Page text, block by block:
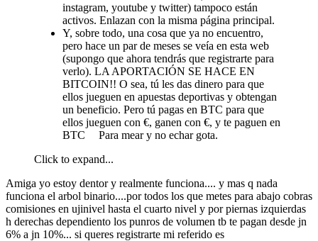
instagram, youtube y twitter) tampoco están
activos. Enlazan con la misma página principal.
Y, sobre todo, una cosa que ya no encuentro,
pero hace un par de meses se veía en esta web
(supongo que ahora tendrás que registrarte para
verlo). LA APORTACIÓN SE HACE EN
BITCOIN!! O sea, tú les das dinero para que
ellos jueguen en apuestas deportivas y obtengan
un beneficio. Pero tú pagas en BTC para que
ellos jueguen con €, ganen con €, y te paguen en
BTC
Para mear y no echar gota.
Click to expand...
Amiga yo estoy dentor y realmente funciona.... y mas q nada
funciona el arbol binario....por todos los que metes para abajo cobras
comisiones en ujinivel hasta el cuarto nivel y por piernas izquierdas
h derechas dependiento los punros de volumen tb te pagan desde jn
6% a jn 10%... si queres registrarte mi referido es